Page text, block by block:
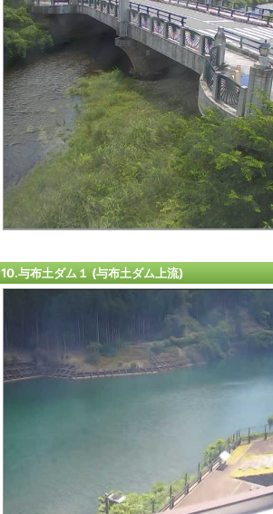
10.与布土ダム１ (与布土ダム上流)